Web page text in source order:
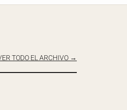
TODO EL ARCHIVO →